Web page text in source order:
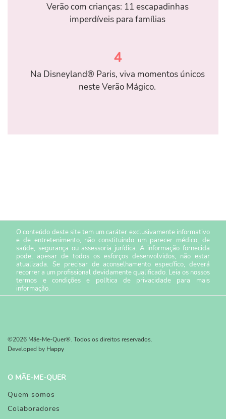
Verão com crianças: 11 escapadinhas
imperdíveis para famílias
4
Na Disneyland® Paris, viva momentos únicos
neste Verão Mágico.
O conteúdo deste site tem um caráter exclusivamente informativo
e de entretenimento, não constituindo um parecer médico, de
saúde, segurança ou assessoria jurídica. A informação fornecida
pode, apesar de todos os esforços desenvolvidos, não estar
atualizada. Se precisar de aconselhamento específico, deverá
recorrer a um profissional devidamente qualificado. Leia os nossos
termos e condiçõese política de privacidade para mais
informação.
©2026 Mãe-Me-Quer®. Todos os direitos reservados.
Developed by Happy
O MÃE-ME-QUER
Quem somos
Colaboradores